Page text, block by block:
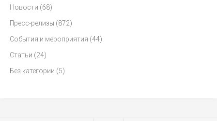
Новости (68)
Пресс-релизы (872)
События и мероприятия (44)
Статьи (24)
Без категории (5)